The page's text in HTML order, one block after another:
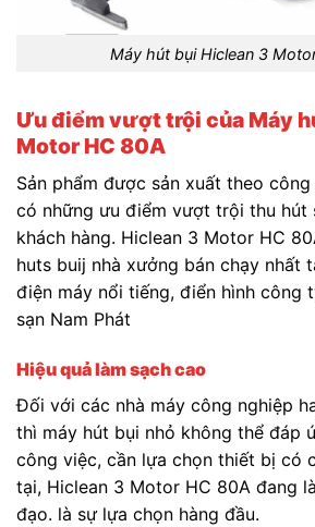
Máy hút bụi Hiclean 3
Ưu điểm vượt trội của Máy
Motor HC 80A
Sản phẩm được sản xuất theo
có những ưu điểm vượt trội thu hút
khách hàng. Hiclean 3 Motor HC
huts buij nhà xưởng bán chạy nhất
điện máy nổi tiếng, điển hình công
sạn Nam Phát
Hiệu quả làm sạch cao
Đối với các nhà máy công nghiệp
thì máy hút bụi nhỏ không thể đáp
công việc, cần lựa chọn thiết bị có
tại, Hiclean 3 Motor HC 80A đang
đạo. là sự lựa chọn hàng đầu.